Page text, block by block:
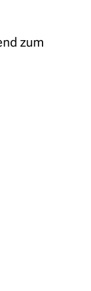
zum